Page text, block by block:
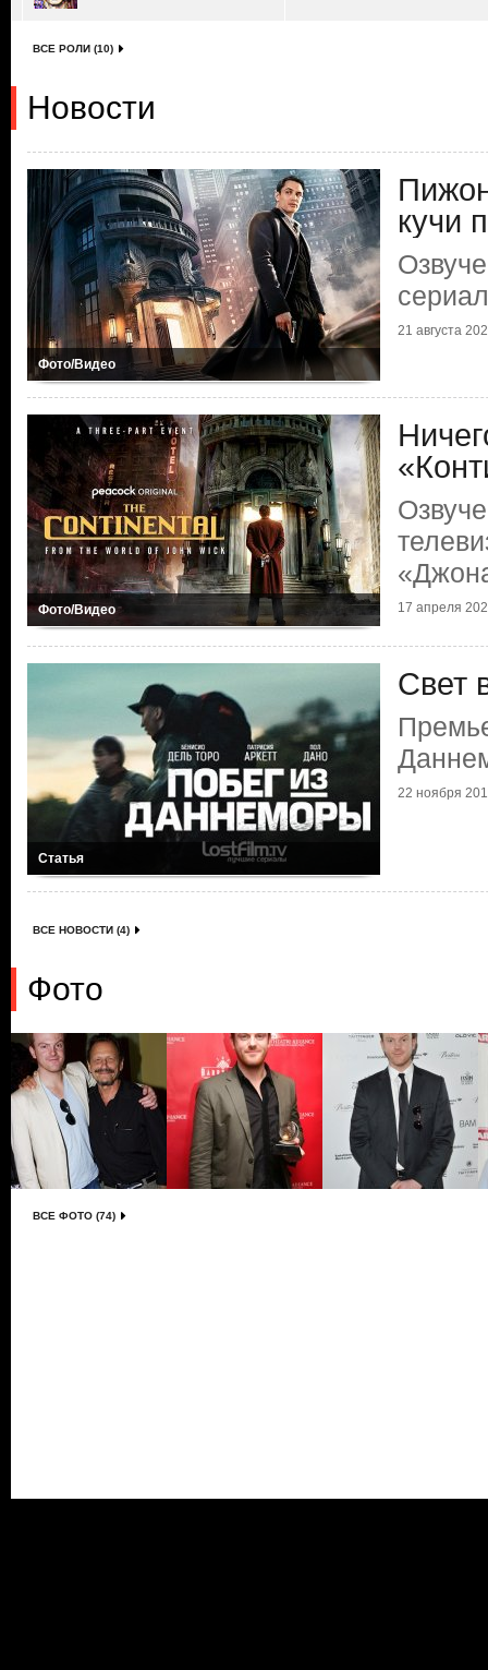
ВСЕ РОЛИ (10)
Новости
Фото/Видео
кучи
21 августа
Фото/Видео 17 апреля
Статья
Свет
22 ноября
ВСЕ НОВОСТИ (4)
Фото
ВСЕ ФОТО (74)